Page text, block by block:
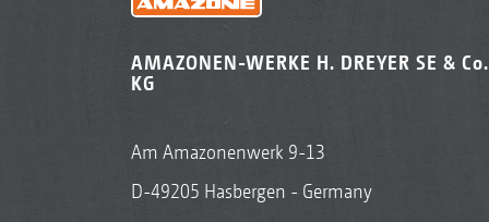
AMAZONEN-WERKE H. DREYER SE & Co.
KG
Am Amazonenwerk 9-13
D-49205 Hasbergen - Germany